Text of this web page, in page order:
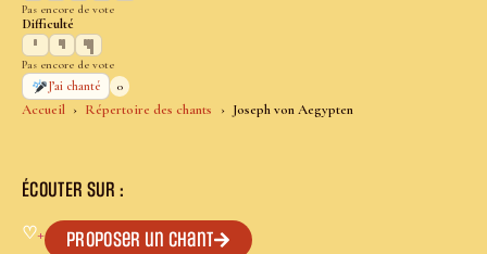
Accueil Répertoire des chants Joseph von Aegypten
Pas encore de vote
Difficulté
Pas encore de vote
J’ai chanté
0
ÉCOUTER SUR :
♡+ Proposer un chant